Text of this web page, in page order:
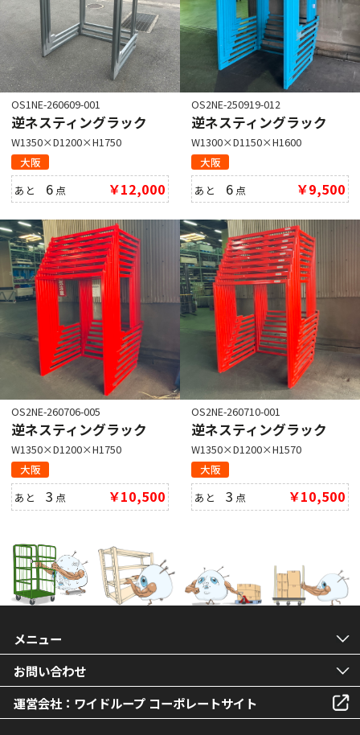
OS1NE-260609-001
逆ネスティングラック
W1350×D1200×H1750
大阪
あと 6 点 ￥12,000
OS2NE-250919-012
逆ネスティングラック
W1300×D1150×H1600
大阪
あと 6 点 ￥9,500
OS2NE-260706-005
逆ネスティングラック
W1350×D1200×H1750
大阪
あと3 点 ￥10,500
OS2NE-260710-001
逆ネスティングラック
W1350×D1200×H1570
大阪
あと3 点 ￥10,500
メニュー
お問い合わせ
運営会社：ワイドループ コーポレートサイト